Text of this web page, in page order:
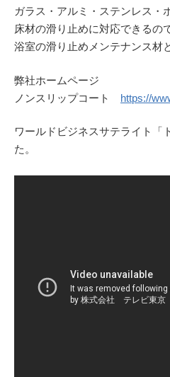
ガラス・アルミ・ステンレス・
床材の滑り止めに対応できるの
浴室の滑り止めメンテナンス材
弊社ホームページ
ノンスリップコート https://
ワールドビジネスサテライト「
た。